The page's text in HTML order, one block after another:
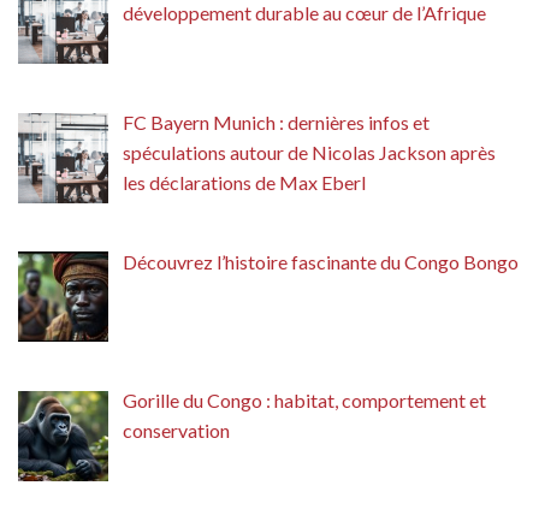
développement durable au cœur de l’Afrique
FC Bayern Munich : dernières infos et
spéculations autour de Nicolas Jackson après
les déclarations de Max Eberl
Découvrez l’histoire fascinante du Congo Bongo
Gorille du Congo : habitat, comportement et
conservation